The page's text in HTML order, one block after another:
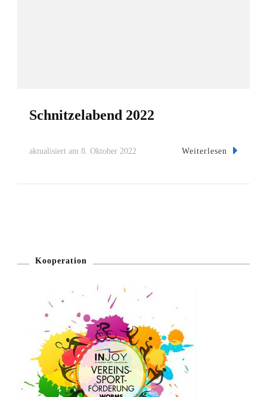
Schnitzelabend 2022
aktualisiert am 8. Oktober 2022 Weiterlesen
Kooperation